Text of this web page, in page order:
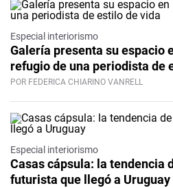
Especial interiorismo
Galería presenta su espacio
refugio de una periodista de
POR FEDERICA CHIARINO VANRELL
Especial interiorismo
Casas cápsula: la tendencia
futurista que llegó a Uruguay